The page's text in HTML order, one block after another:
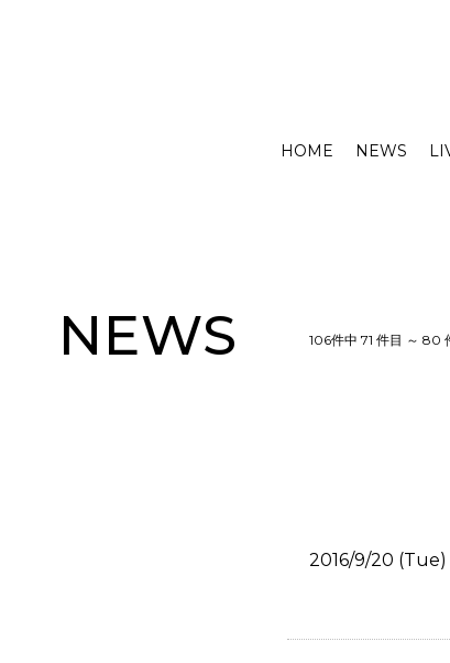
HOME NEWS
NEWS 106件中 71 件目 ～ 80
2016/9/20 (Tue)